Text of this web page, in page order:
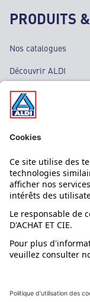
PRODUITS
Nos catalogues
Découvrir ALDI
Nos bons plans
Nos rayons
Nos marques
Nos astuces
Évènements
L'application mobile